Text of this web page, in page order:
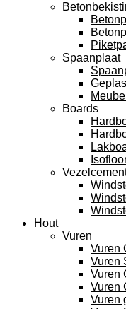
Spaanplaat
Boards
Hout
Vuren
Vuren
Vuren
Vuren
Vuren
Vuren